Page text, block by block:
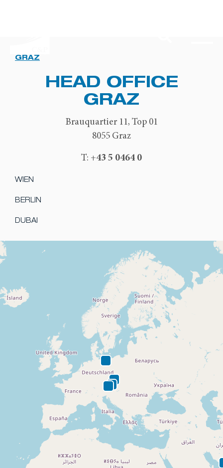
GRAZ
HEAD OFFICE
GRAZ
Brauquartier 11, Top 01
8055 Graz
T: +43 5 0464 0
WIEN
BERLIN
DUBAI